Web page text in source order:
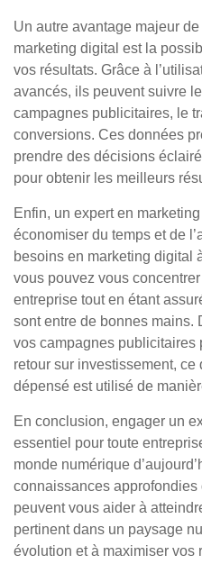
Un autre avantage majeur
marketing digital est la
vos résultats. Grâce à
avancés, ils peuvent suivre
campagnes publicitaires, le
conversions. Ces données
prendre des décisions
pour obtenir les meilleurs
Enfin, un expert en
économiser du temps et de
besoins en marketing digital
vous pouvez vous
entreprise tout en étant
sont entre de bonnes mains.
vos campagnes publicitaires
retour sur investissement,
dépensé est utilisé de
En conclusion, engager un
essentiel pour toute
monde numérique
connaissances
peuvent vous aider à
pertinent dans un paysage
évolution et à maximiser vos